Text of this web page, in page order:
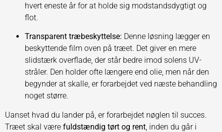
hvert eneste år for at holde sig modstandsdygtigt og
flot.
Transparent træbeskyttelse: Denne løsning lægger en
beskyttende film oven på træet. Det giver en mere
slidstærk overflade, der står bedre imod solens UV-
stråler. Den holder ofte længere end olie, men når den
begynder at skalle, er forarbejdet ved næste behandling
noget større.
Uanset hvad du lander på, er forarbejdet nøglen til succes.
Træet skal være fuldstændig tørt og rent , inden du går i